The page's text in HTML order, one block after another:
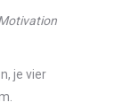
je vier